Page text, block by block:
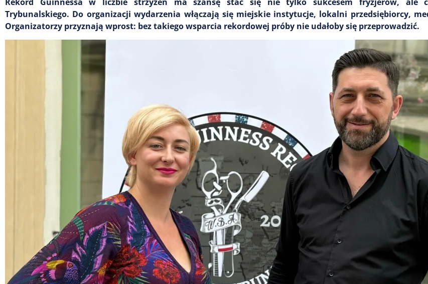
Trybunalskiego. Do organizacji wydarzenia włączają się miejskie instytucje, lokalni przedsiębiorcy,
Organizatorzy przyznają wprost: bez takiego wsparcia rekordowej próby nie udałoby się przeprowadzić.